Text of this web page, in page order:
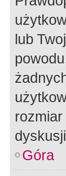
lub
Góra